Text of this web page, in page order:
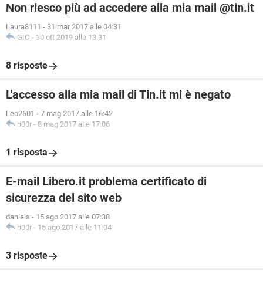
Non riesco più ad accedere alla mia mail @tin.it
Laura8111 - 31 mar 2017 alle 04:31
GIO - 30 ott 2019 alle 13:31
8 risposte
L'accesso alla mia mail di Tin.it mi è negato
Leo2601 - 7 mag 2017 alle 16:42
n00r - 8 mag 2017 alle 17:06
1 risposta
E-mail Libero.it problema certificato di
sicurezza del sito web
daniela - 15 ago 2017 alle 07:38
n00r - 15 ago 2017 alle 11:04
3 risposte